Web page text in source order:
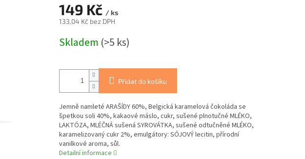
149 Kč / ks
133,04 Kč bez DPH
cena:
Skladem (>5 ks)
Přidat do košíku
Jemně namleté ARAŠÍDY 60%, Belgická karamelová čokoláda se
špetkou soli 40%, kakaové máslo, cukr, sušené plnotučné MLÉKO,
LAKTÓZA, MLÉČNÁ sušená SYROVÁTKA, sušené odtučněné MLÉKO,
karamelizovaný cukr 2%, emulgátory: SÓJOVÝ lecitin, přírodní
vanilkové aroma, sůl.
Detailní informace